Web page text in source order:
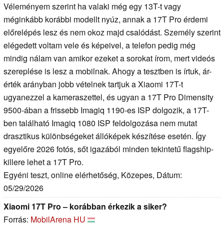
Véleményem szerint ha valaki még egy 13T-t vagy
méginkább korábbi modellt nyúz, annak a 17T Pro érdemi
előrelépés lesz és nem okoz majd csalódást. Személy szerint
elégedett voltam vele és képeivel, a telefon pedig még
mindig nálam van amikor ezeket a sorokat írom, mert videós
szereplése is lesz a mobilnak. Ahogy a tesztben is írtuk, ár-
érték arányban jobb vételnek tartjuk a Xiaomi 17T-t
ugyanezzel a kameraszettel, és ugyan a 17T Pro Dimensity
9500-ában a frissebb Imagiq 1190-es ISP dolgozik, a 17T-
ben található Imagiq 1080 ISP feldolgozása nem mutat
drasztikus különbségeket állóképek készítése esetén. Így
egyelőre 2026 fotós, sőt igazából minden tekintetű flagship-
killere lehet a 17T Pro.
Egyéni teszt, online elérhetőség, Közepes, Dátum:
05/29/2026
Xiaomi 17T Pro – korábban érkezik a siker?
Forrás: MobilArena HU